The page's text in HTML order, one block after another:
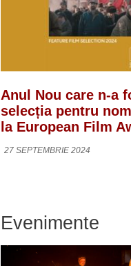
Anul Nou care n-a
selecția pentru
la European Film
27 SEPTEMBRIE 2024
Evenimente